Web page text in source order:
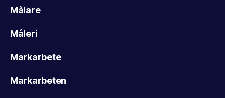
Målare
Måleri
Markarbete
Markarbeten